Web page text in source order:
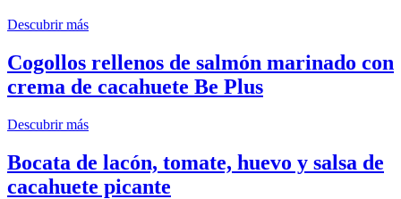
Descubrir más
Cogollos rellenos de salmón marinado con
crema de cacahuete Be Plus
Descubrir más
Bocata de lacón, tomate, huevo y salsa de
cacahuete picante